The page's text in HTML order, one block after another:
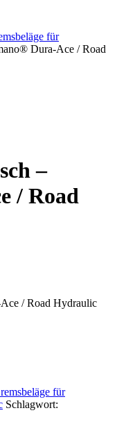
für
Dura-Ace / Road
–
/ Road
/ Road Hydraulic
für
Schlagwort: